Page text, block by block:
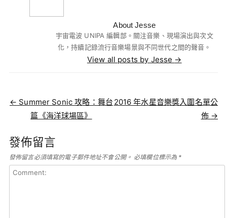
About Jesse
宇宙電波 UNIPA 編輯部。關注音樂、現場演出與次文
化，持續記錄流行音樂場景與不同世代之間的聲音。
View all posts by Jesse →
Post navigation
← Summer Sonic 攻略：舞台
篇《海洋球場區》
2016 年水星音樂獎入圍名單公
佈 →
發佈留言
發佈留言必須填寫的電子郵件地址不會公開。 必填欄位標示為 *